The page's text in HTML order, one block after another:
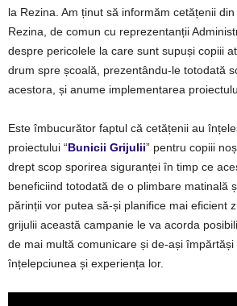
la Rezina. Am ținut să informăm cetățenii
Rezina, de comun cu reprezentanții
despre pericolele la care sunt supuși copiii
drum spre școală, prezentându-le totodată
acestora, și anume implementarea
Este îmbucurător faptul că cetățenii au
proiectului “Bunicii Grijulii” pentru copiii
drept scop sporirea siguranței în timp ce
beneficiind totodată de o plimbare matinală
părinții vor putea să-și planifice mai eficient
grijulii această campanie le va acorda
de mai multă comunicare și de-ași
înțelepciunea și experiența lor.